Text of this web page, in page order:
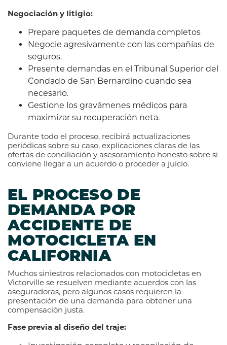
Negociación y litigio:
Prepare paquetes de demanda completos
Negocie agresivamente con las compañías de
seguros.
Presente demandas en el Tribunal Superior del
Condado de San Bernardino cuando sea
necesario.
Gestione los gravámenes médicos para
maximizar su recuperación neta.
Durante todo el proceso, recibirá actualizaciones
periódicas sobre su caso, explicaciones claras de las
ofertas de conciliación y asesoramiento honesto sobre si
conviene llegar a un acuerdo o proceder a juicio.
EL PROCESO DE
DEMANDA POR
ACCIDENTE DE
MOTOCICLETA EN
CALIFORNIA
Muchos siniestros relacionados con motocicletas en
Victorville se resuelven mediante acuerdos con las
aseguradoras, pero algunos casos requieren la
presentación de una demanda para obtener una
compensación justa.
Fase previa al diseño del traje: